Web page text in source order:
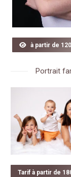
à partir de
Portrait
Tarif à partir de